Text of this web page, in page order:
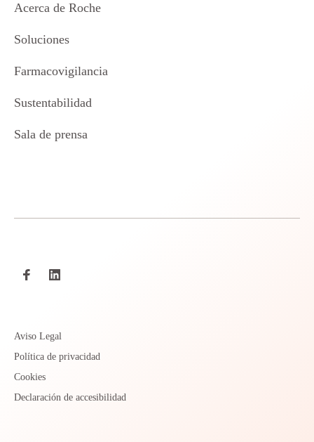
Acerca de Roche
Soluciones
Farmacovigilancia
Sustentabilidad
Sala de prensa
Aviso Legal
Política de privacidad
Cookies
Declaración de accesibilidad